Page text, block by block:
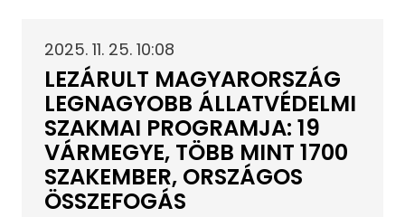
2025. 11. 25. 10:08
LEZÁRULT MAGYARORSZÁG
LEGNAGYOBB ÁLLATVÉDELMI
SZAKMAI PROGRAMJA: 19
VÁRMEGYE, TÖBB MINT 1700
SZAKEMBER, ORSZÁGOS
ÖSSZEFOGÁS